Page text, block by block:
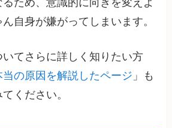
自身が嫌がってしまいます。
てさらに詳しく知りたい方
当の原因を解説したページ 」も
ください。